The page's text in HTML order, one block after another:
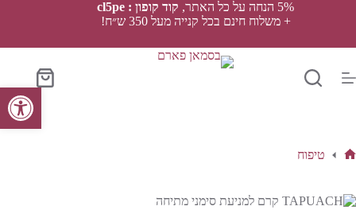
פתח סרגל נגישות
5% הנחה על כל האתר,
קוד קופון : cl5pe
+ משלוח חינם בכל קנייה מעל 350 ש״ח!
סל
הקניות
טיפוח